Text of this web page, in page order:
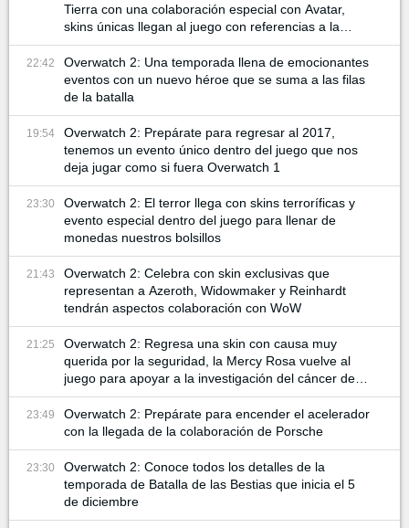
Tierra con una colaboración especial con Avatar,
skins únicas llegan al juego con referencias a la
serie animada
22:42
Overwatch 2: Una temporada llena de emocionantes
eventos con un nuevo héroe que se suma a las filas
de la batalla
19:54
Overwatch 2: Prepárate para regresar al 2017,
tenemos un evento único dentro del juego que nos
deja jugar como si fuera Overwatch 1
23:30
Overwatch 2: El terror llega con skins terroríficas y
evento especial dentro del juego para llenar de
monedas nuestros bolsillos
21:43
Overwatch 2: Celebra con skin exclusivas que
representan a Azeroth, Widowmaker y Reinhardt
tendrán aspectos colaboración con WoW
21:25
Overwatch 2: Regresa una skin con causa muy
querida por la seguridad, la Mercy Rosa vuelve al
juego para apoyar a la investigación del cáncer de
mama
23:49
Overwatch 2: Prepárate para encender el acelerador
con la llegada de la colaboración de Porsche
23:30
Overwatch 2: Conoce todos los detalles de la
temporada de Batalla de las Bestias que inicia el 5
de diciembre